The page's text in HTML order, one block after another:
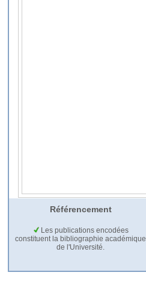
Référencement
Les publications encodées
constituent la bibliographie académique
de l'Université.